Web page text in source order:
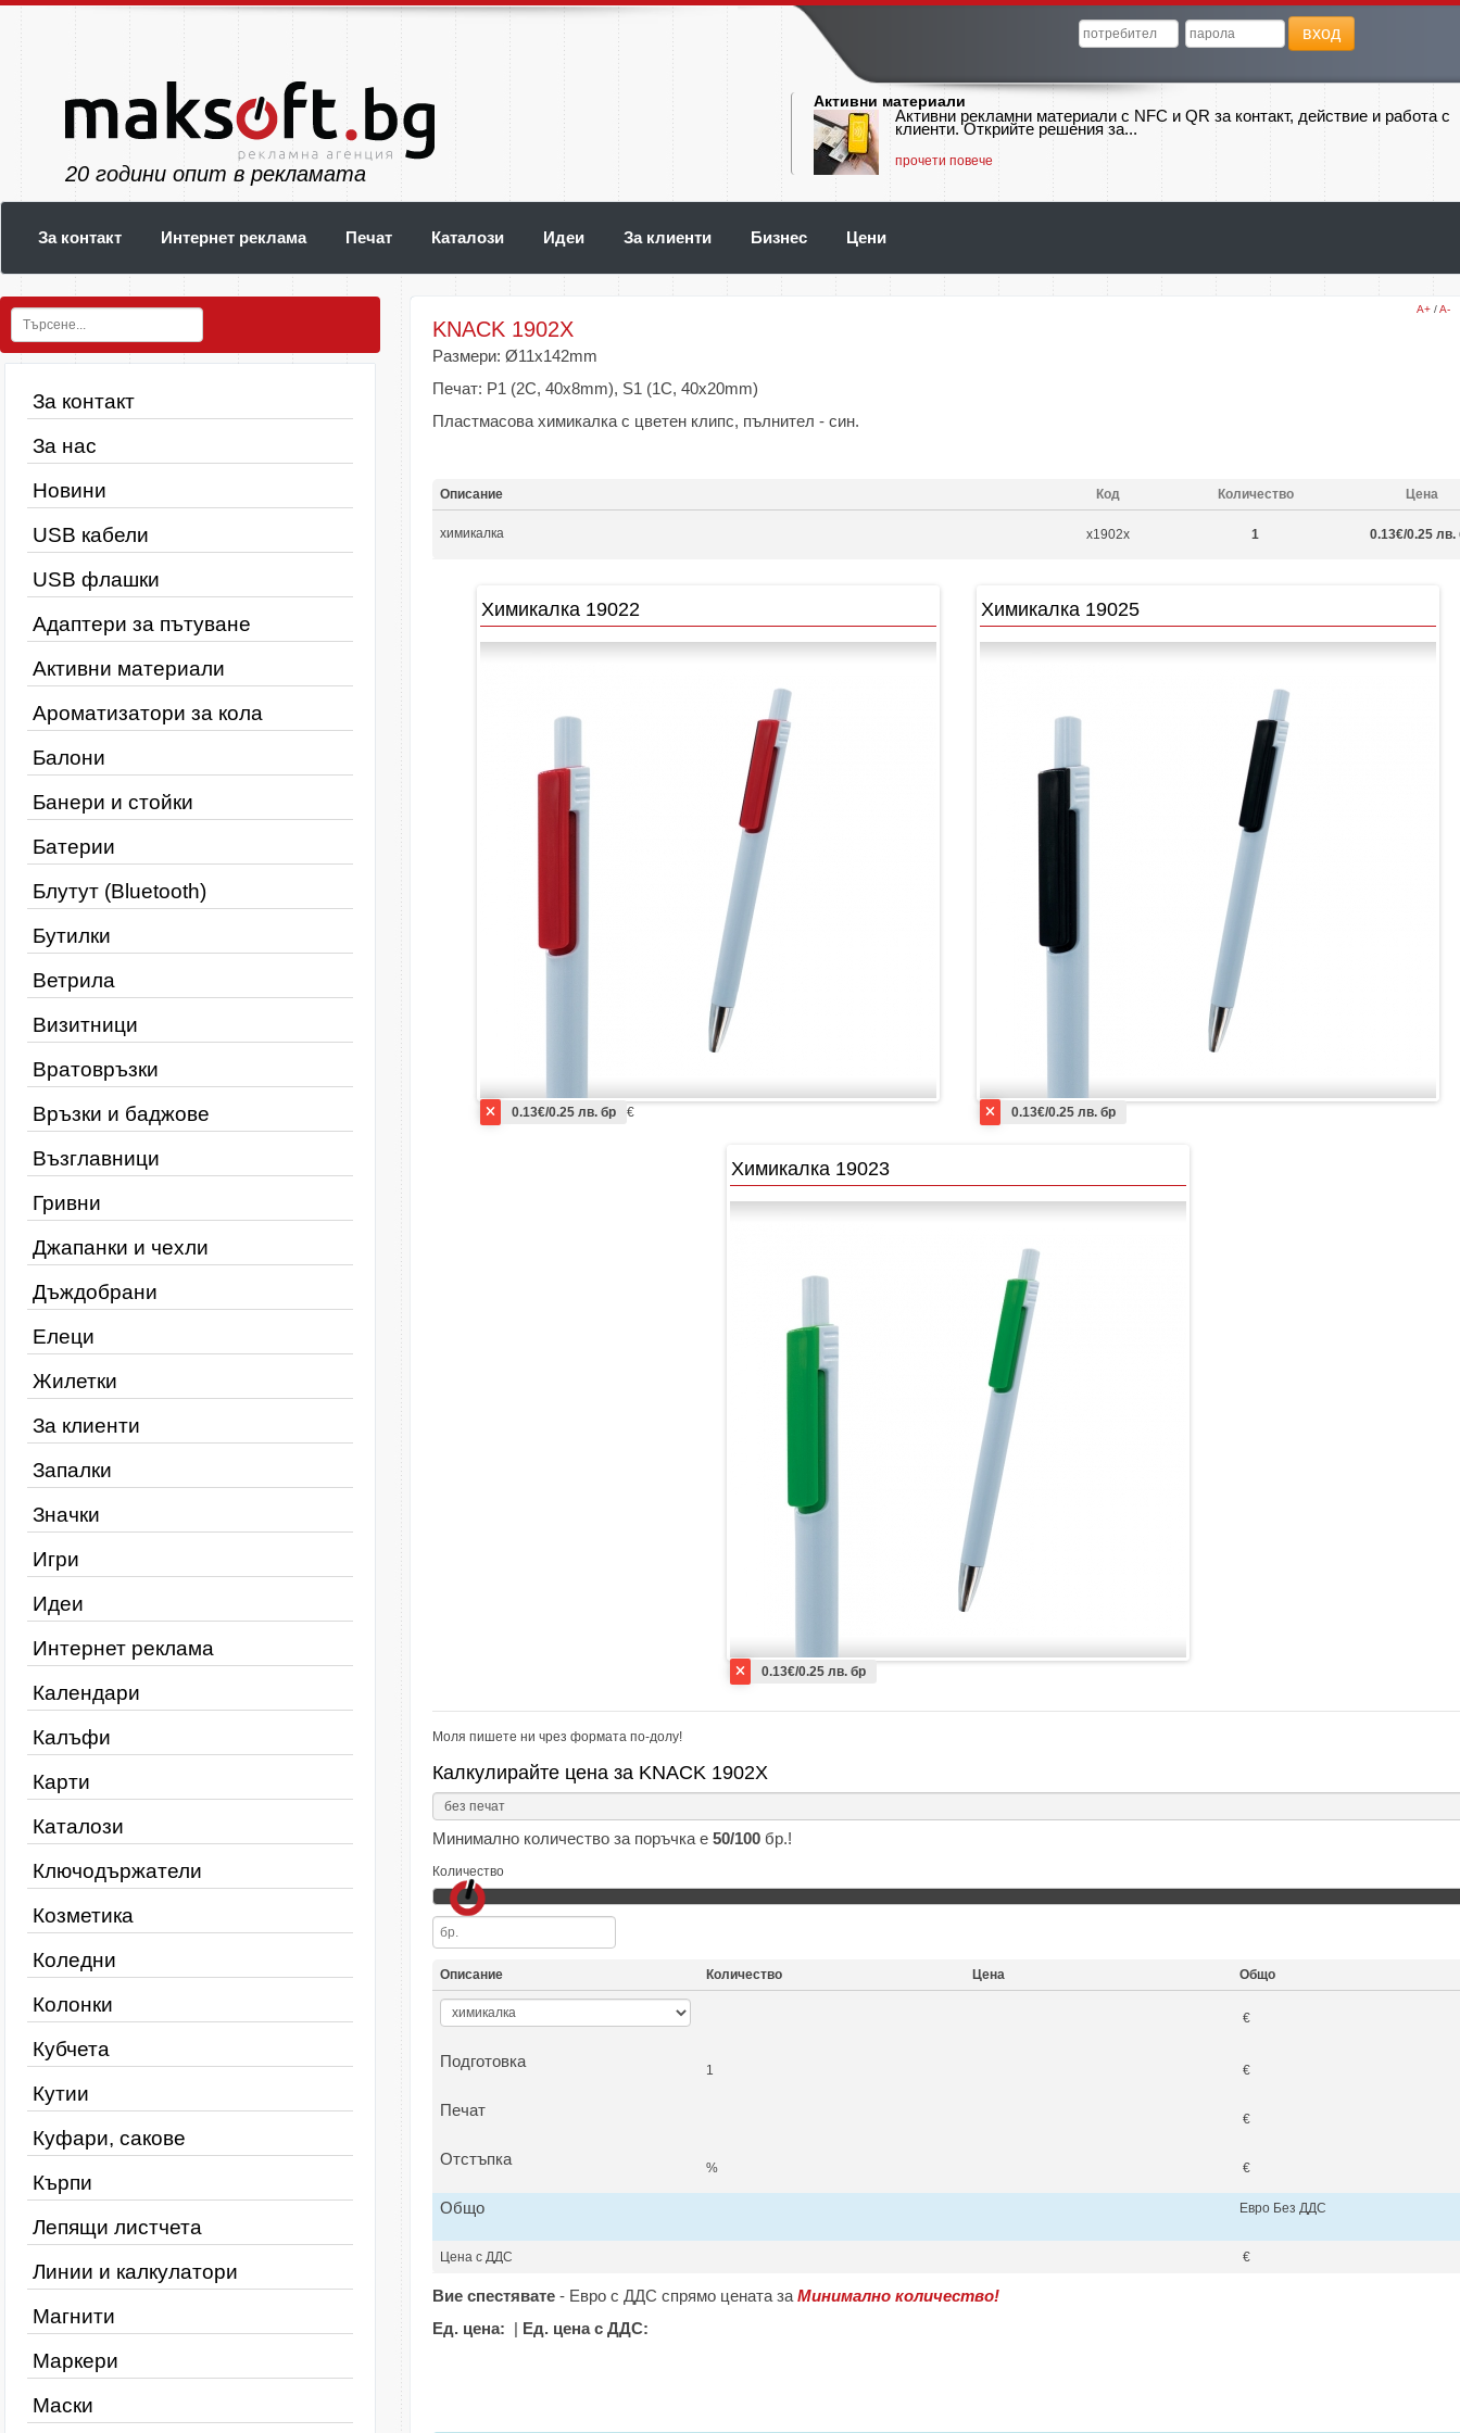
вход
23 години опит в рекламата
Активни материали
Активни рекламни материали с NFC и QR за контакт, действие и работа с
клиенти. Открийте решения за...
прочети повече
За контакт Интернет реклама Печат Каталози Идеи За клиенти Бизнес Цени
За контакт
За нас
Новини
USB кабели
USB флашки
Адаптери за пътуване
Активни материали
Ароматизатори за кола
Балони
Банери и стойки
Батерии
Блутут (Bluetooth)
Бутилки
Ветрила
Визитници
Вратовръзки
Връзки и баджове
Възглавници
Гривни
Джапанки и чехли
Дъждобрани
Елеци
Жилетки
За клиенти
Запалки
Значки
Игри
Идеи
Интернет реклама
Календари
Калъфи
Карти
Каталози
Ключодържатели
Козметика
Коледни
Колонки
Кубчета
Кутии
Куфари, сакове
Кърпи
Лепящи листчета
Линии и калкулатори
Магнити
Маркери
Маски
A+ /A-
KNACK 1902X
Размери: Ø11x142mm
Печат: P1 (2C, 40x8mm), S1 (1C, 40x20mm)
Пластмасова химикалка с цветен клипс, пълнител - син.
Описание Код Количество Цена
химикалка x1902x 1 0.13€/0.25 лв.
Химикалка 19022
0.13€/0.25 лв. бр €
Химикалка 19025
0.13€/0.25 лв. бр
Химикалка 19023
0.13€/0.25 лв. бр
Моля пишете ни чрез формата по-долу!
Калкулирайте цена за KNACK 1902X
Минимално количество за поръчка е 50/100 бр.!
Количество
Описание Количество Цена Общо
€
Подготовка 1 €
Печат €
Отстъпка % €
Общо Евро Без ДДС
Цена с ДДС €
Вие спестявате - Евро с ДДС спрямо цената за Минимално количество!
Ед. цена: | Ед. цена с ДДС: